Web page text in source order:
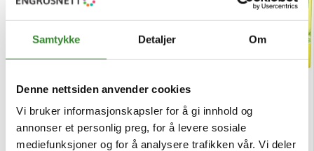
Samtykke Detaljer Om
Denne nettsiden anvender cookies
Vi bruker informasjonskapsler for å gi innhold og
annonser et personlig preg, for å levere sosiale
mediefunksjoner og for å analysere trafikken vår. Vi deler
Engangshanske nitril sort xl
100stk
Yellow label te lipton 20bg